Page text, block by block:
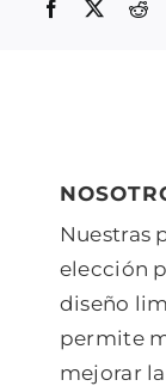
Ver imagen
Facebook
Twitter
Nuestras
elección
diseño
permite
mejorar